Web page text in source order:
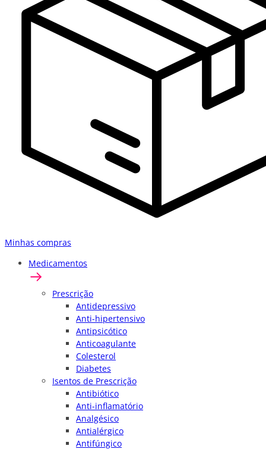
Minhas compras
Medicamentos
Prescrição
Antidepressivo
Anti-hipertensivo
Antipsicótico
Anticoagulante
Colesterol
Diabetes
Isentos de Prescrição
Antibiótico
Anti-inflamatório
Analgésico
Antialérgico
Antifúngico